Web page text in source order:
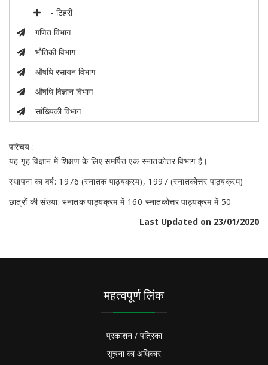
- टिहरी
गणित विभाग
भौतिकी विभाग
औषधि रसायन विभाग
औषधि विज्ञान विभाग
सांख्यिकी विभाग
परिचय :
यह गृह विज्ञान में शिक्षण के लिए समर्पित एक स्नातकोत्तर विभाग है।
स्थापना का वर्ष: 1976 (स्नातक पाठ्यक्रम), 1997 (स्नातकोत्तर पाठ्यक्रम)
छात्रों की संख्या: स्नातक पाठ्यक्रम में 160 स्नातकोत्तर पाठ्यक्रम में 50
Last Updated on 23/01/2020
महत्वपूर्ण लिंक
प्रकाशन / पत्रिका
सूचना का अधिकार